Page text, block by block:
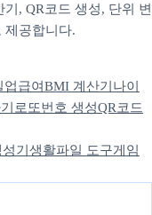
, QR코드 생성, 단위 변
제공합니다.
업급여BMI 계산기 나이
로또번호 생성QR코드
기 생활파일 도구게임